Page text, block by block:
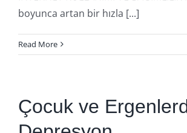
boyunca artan bir hızla [...]
Read More
Çocuk ve